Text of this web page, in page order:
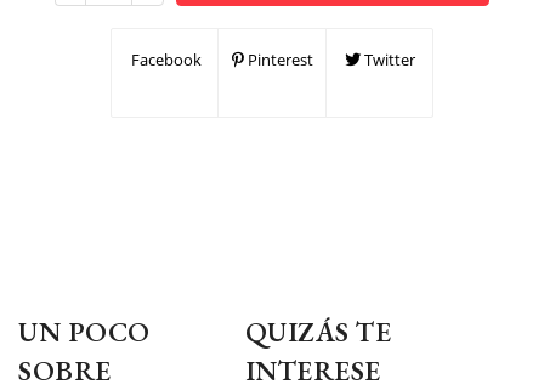
Facebook Pinterest Twitter
UN POCO
SOBRE
QUIZÁS TE
INTERESE